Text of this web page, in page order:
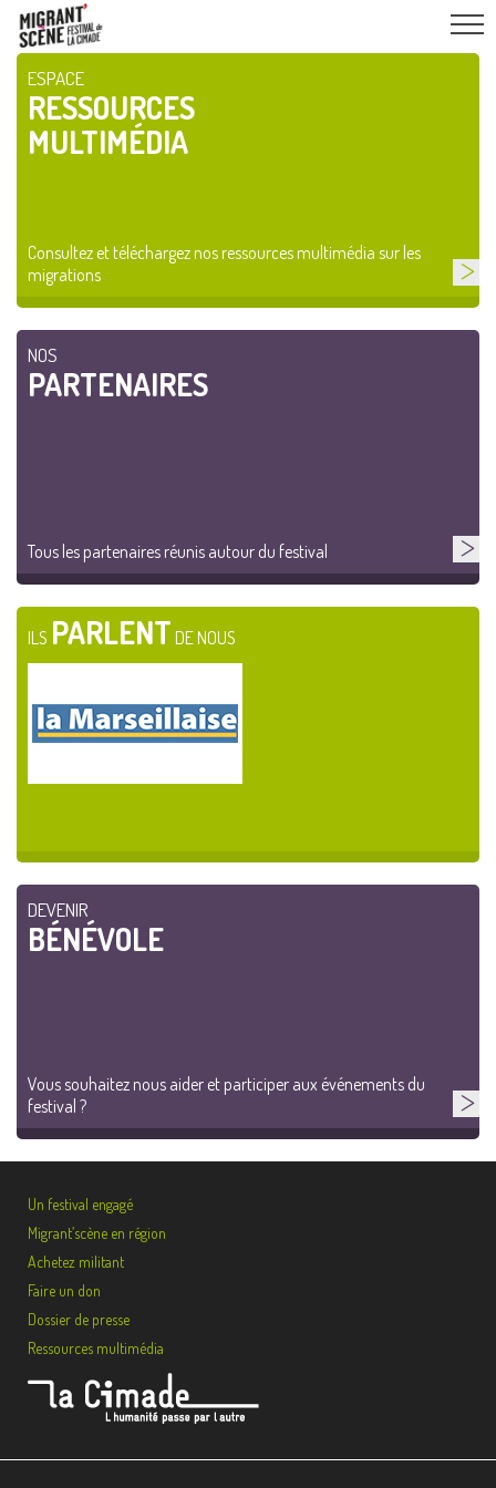
ESPACE
RESSOURCES
MULTIMÉDIA
Consultez et téléchargez nos ressources multimédia sur les
migrations
NOS
PARTENAIRES
Tous les partenaires réunis autour du festival
ILS PARLENT DE NOUS
DEVENIR
BÉNÉVOLE
Vous souhaitez nous aider et participer aux événements du
festival ?
Un festival engagé
Migrant’scène en région
Achetez militant
Faire un don
Dossier de presse
Ressources multimédia